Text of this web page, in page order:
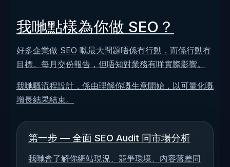
我哋點樣為你做 SEO？
好多企業做 SEO 嘅最大問題唔係冇行動，而係行動冇
目標。每月交份報告，但唔知對業務有咩實際影響。
我哋嘅流程設計，係由理解你嘅生意開始，以可量化嘅
增長結果結束。
第一步 — 全面 SEO Audit 同市場分析
我哋會了解你網站現況、競爭環境、內容落差同